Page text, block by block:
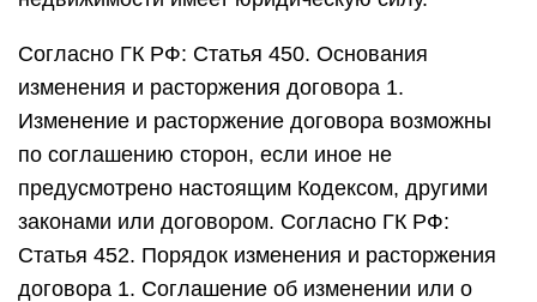
Согласно ГК РФ: Статья 450. Основания
изменения и расторжения договора 1.
Изменение и расторжение договора возможны
по соглашению сторон, если иное не
предусмотрено настоящим Кодексом, другими
законами или договором. Согласно ГК РФ:
Статья 452. Порядок изменения и расторжения
договора 1. Соглашение об изменении или о